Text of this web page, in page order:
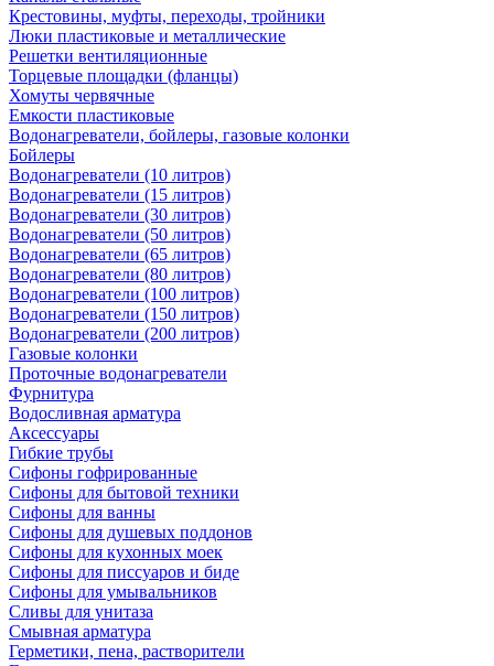
Крестовины, муфты, переходы, тройники
Люки пластиковые и металлические
Решетки вентиляционные
Торцевые площадки (фланцы)
Хомуты червячные
Емкости пластиковые
Водонагреватели, бойлеры, газовые колонки
Бойлеры
Водонагреватели (10 литров)
Водонагреватели (15 литров)
Водонагреватели (30 литров)
Водонагреватели (50 литров)
Водонагреватели (65 литров)
Водонагреватели (80 литров)
Водонагреватели (100 литров)
Водонагреватели (150 литров)
Водонагреватели (200 литров)
Газовые колонки
Проточные водонагреватели
Фурнитура
Водосливная арматура
Аксессуары
Гибкие трубы
Сифоны гофрированные
Сифоны для бытовой техники
Сифоны для ванны
Сифоны для душевых поддонов
Сифоны для кухонных моек
Сифоны для писсуаров и биде
Сифоны для умывальников
Сливы для унитаза
Смывная арматура
Герметики, пена, растворители